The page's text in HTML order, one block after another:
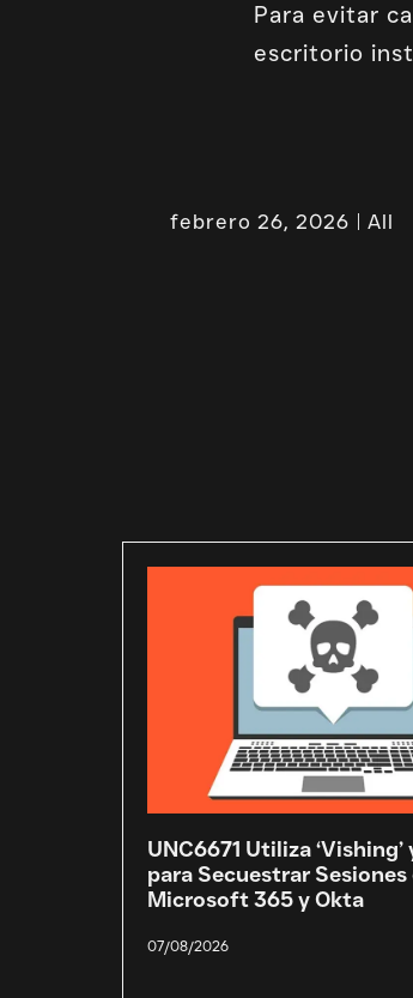
Para evitar
escritorio
febrero 26, 2026 All
UNC6671 Utiliza ‘Vishing’
para Secuestrar Sesiones
Microsoft 365 y Okta
07/08/2026